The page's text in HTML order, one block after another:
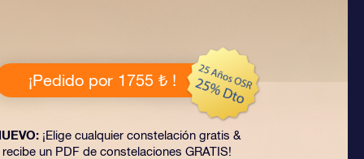
¡Pedido por 1755 ₺ !
¡Elige cualquier constelación gratis &
recibe un PDF de constelaciones GRATIS!